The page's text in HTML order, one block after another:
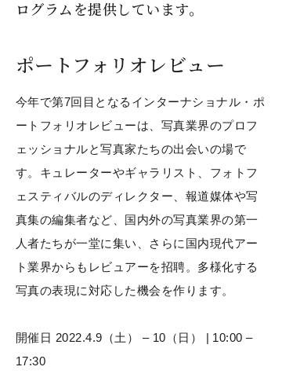
ログラムを提供しています。
ポートフォリオレビュー
今年で第7回目となるインターナショナル・ポ
ートフォリオレビューは、写真業界のプロフ
ェッショナルと写真家たちの出会いの場で
す。キュレーターやギャラリスト、フォトフ
ェスティバルのディレクター、報道媒体や写
真集の編集者など、国内外の写真業界の第一
人者たちが一堂に集い、さらに国内現代アー
ト業界からもレビュアーを招聘。多様化する
写真の表現に対応した機会を作ります。
開催日 2022.4.9（土） – 10（日） | 10:00 –
17:30